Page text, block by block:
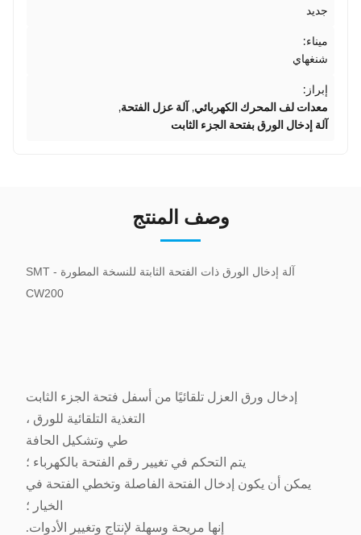
جديد
ميناء:
شنغهاي
إبراز:
معدات لف المحرك الكهربائي, آلة عزل الفتحة,
آلة إدخال الورق بفتحة الجزء الثابت
وصف المنتج
آلة إدخال الورق ذات الفتحة الثابتة للنسخة المطورة SMT -
CW200
إدخال ورق العزل تلقائيًا من أسفل فتحة الجزء الثابت
التغذية التلقائية للورق ،
طي وتشكيل الحافة
يتم التحكم في تغيير رقم الفتحة بالكهرباء ؛
يمكن أن يكون إدخال الفتحة الفاصلة وتخطي الفتحة في
الخيار ؛
إنها مريحة وسهلة لإنتاج وتغيير الأدوات.